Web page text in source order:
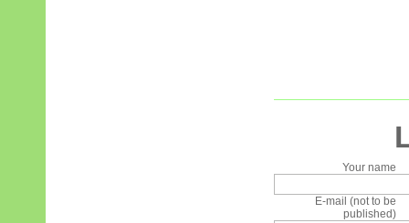
Your name
E-mail (not to be
published)